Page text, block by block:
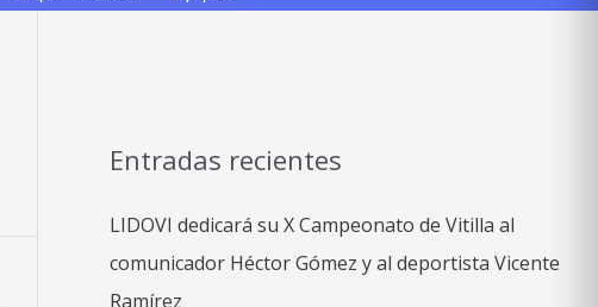
Entradas recientes
LIDOVI dedicará su X Campeonato de Vitilla al
comunicador Héctor Gómez y al deportista Vicente
Ramírez